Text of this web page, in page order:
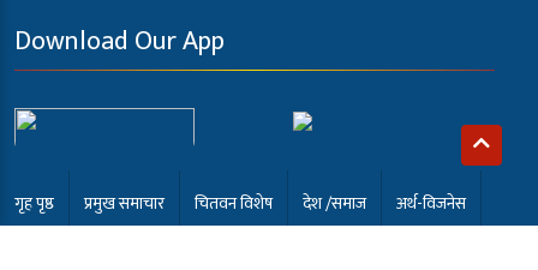
Download Our App
गृह पृष्ठ प्रमुख समाचार चितवन विशेष देश /समाज अर्थ-विजनेस